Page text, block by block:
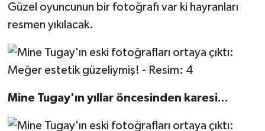
Güzel oyuncunun bir fotoğrafı var ki hayranları
resmen yıkılacak.
Mine Tugay'ın yıllar öncesinden karesi...